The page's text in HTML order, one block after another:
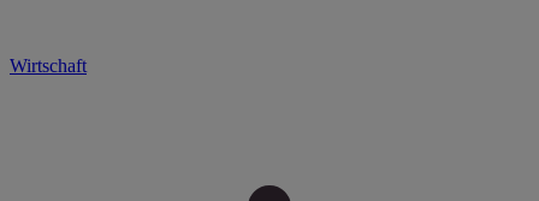
Wirtschaft